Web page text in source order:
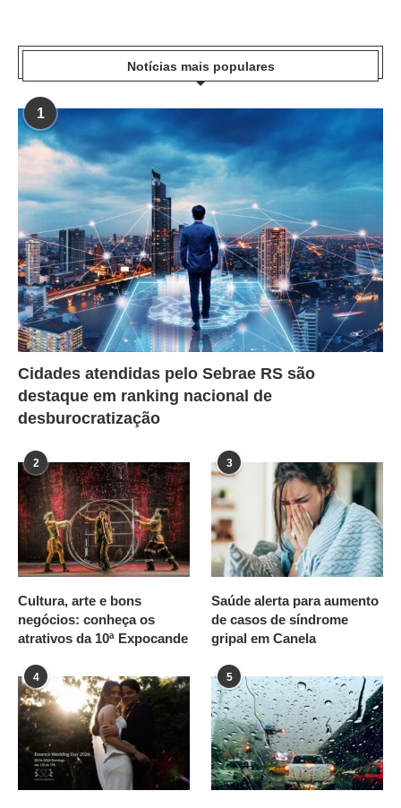
Notícias mais populares
1
Cidades atendidas pelo Sebrae RS são
destaque em ranking nacional de
desburocratização
2
Cultura, arte e bons
negócios: conheça os
atrativos da 10ª Expocande
3
Saúde alerta para aumento
de casos de síndrome
gripal em Canela
4 5